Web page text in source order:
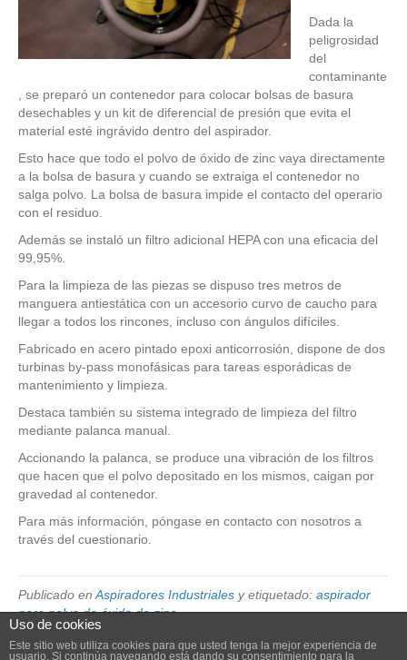
Dada la
peligrosidad
del
contaminante
, se preparó un contenedor para colocar bolsas de basura
desechables y un kit de diferencial de presión que evita el
material esté ingrávido dentro del aspirador.
Esto hace que todo el polvo de óxido de zinc vaya directamente
a la bolsa de basura y cuando se extraiga el contenedor no
salga polvo. La bolsa de basura impide el contacto del operario
con el residuo.
Además se instaló un filtro adicional HEPA con una eficacia del
99,95%.
Para la limpieza de las piezas se dispuso tres metros de
manguera antiestática con un accesorio curvo de caucho para
llegar a todos los rincones, incluso con ángulos difíciles.
Fabricado en acero pintado epoxi anticorrosión, dispone de dos
turbinas by-pass monofásicas para tareas esporádicas de
mantenimiento y limpieza.
Destaca también su sistema integrado de limpieza del filtro
mediante palanca manual.
Accionando la palanca, se produce una vibración de los filtros
que hacen que el polvo depositado en los mismos, caigan por
gravedad al contenedor.
Para más información, póngase en contacto con nosotros a
través del cuestionario.
Publicado en Aspiradores Industriales y etiquetado: aspirador
para polvo de óxido de zinc
Uso de cookies
Este sitio web utiliza cookies para que usted tenga la mejor experiencia de
usuario. Si continúa navegando está dando su consentimiento para la